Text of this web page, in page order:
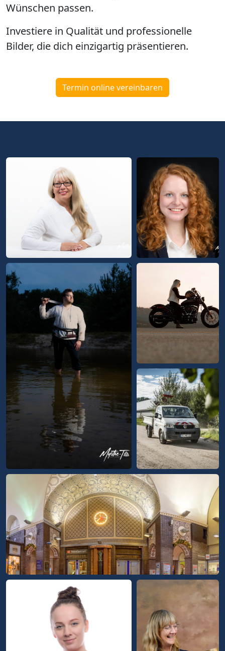
Wünschen passen.
Investiere in Qualität und professionelle
Bilder, die dich einzigartig präsentieren.
Termin online vereinbaren